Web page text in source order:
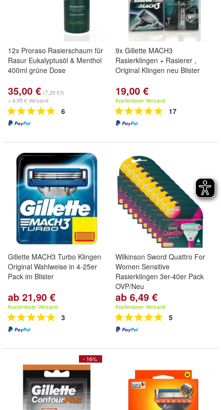
12x Proraso Rasierschaum für
Rasur Eukalyptusöl & Menthol
400ml grüne Dose
35,00 € (7,29 €/l)
+ 4,95 € Versand
6
9x Gillette MACH3
Rasierklingen + Rasierer ,
Original Klingen neu Blister
19,00 €
Kostenloser Versand
17
Gillette MACH3 Turbo Klingen
Original Wahlweise in 4-25er
Pack im Blister
ab 21,90 €
Kostenloser Versand
3
Wilkinson Sword Quattro For
Women Sensitive
Rasierklingen 3er-40er Pack
OVP/Neu
ab 6,49 €
Kostenloser Versand
5
- 16%